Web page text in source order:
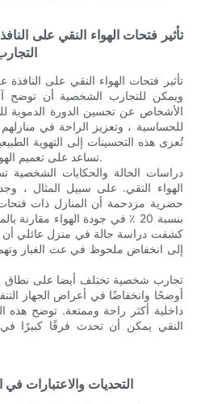
تأثير فتحات الهواء النقي على
تأثير فتحات الهواء النقي على
ويمكن للتجارب الشخصية أن توضح
الأشخاص عن تحسين الدورة الدموية
للحساسية ، وتعزيز الراحة في
تُعزى هذه التحسينات إلى التهوية
تساعد على تعميم الهواء النقي في جميع أنحاء المنزل.
دراسات الحالة والحكايات
الهواء النقي. على سبيل المثال ،
حضرية مزدحمة أن المنازل ذات
بنسبة 20 ٪ في جودة الهواء مقارنة
كشفت دراسة حالة في منزل عائلي أن
إلى انخفاض ملحوظ في عث الغبار
تجارب شخصية تختلف أيضا على نطاق
أوضحًا وانخفاضًا في أعراض الجهاز
داخلية أكثر راحة وممتعة. توضح هذه
النقي يمكن أن تحدث فرقًا كبيرًا
التحديات والاعتبارات